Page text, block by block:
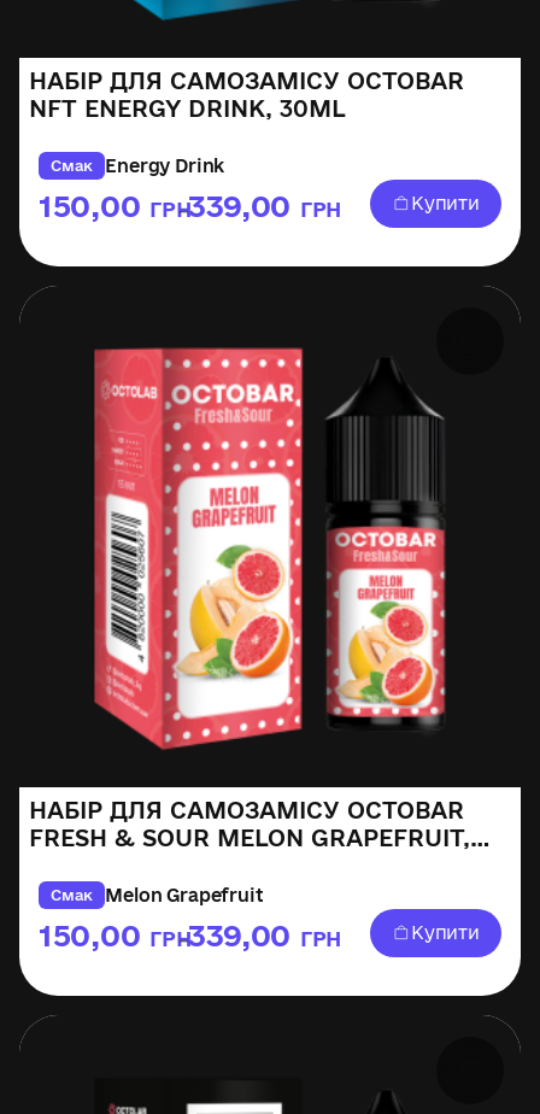
НАБІР ДЛЯ САМОЗАМІСУ OCTOBAR
NFT ENERGY DRINK, 30ML
Смак Energy Drink
150,00 ГРН
–339,00 ГРН Купити
НАБІР ДЛЯ САМОЗАМІСУ OCTOBAR
FRESH & SOUR MELON GRAPEFRUIT,
Смак Melon Grapefruit
150,00 ГРН
–339,00 ГРН Купити